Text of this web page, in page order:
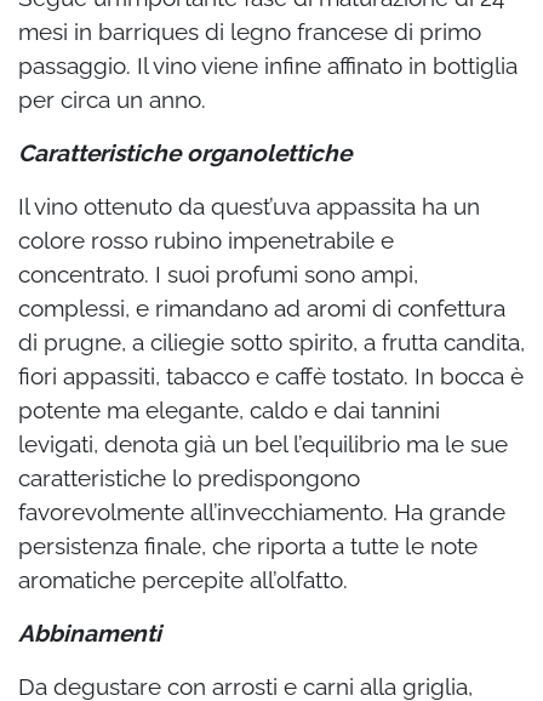
mesi in barriques di legno francese di primo
passaggio. Il vino viene infine affinato in bottiglia
per circa un anno.
Caratteristiche organolettiche
Il vino ottenuto da quest’uva appassita ha un
colore rosso rubino impenetrabile e
concentrato. I suoi profumi sono ampi,
complessi, e rimandano ad aromi di confettura
di prugne, a ciliegie sotto spirito, a frutta candita,
fiori appassiti, tabacco e caffè tostato. In bocca è
potente ma elegante, caldo e dai tannini
levigati, denota già un bel l’equilibrio ma le sue
caratteristiche lo predispongono
favorevolmente all’invecchiamento. Ha grande
persistenza finale, che riporta a tutte le note
aromatiche percepite all’olfatto.
Abbinamenti
Da degustare con arrosti e carni alla griglia,